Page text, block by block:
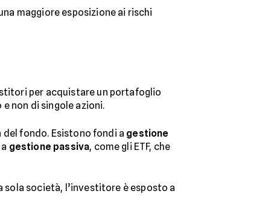
maggiore esposizione ai rischi
per acquistare un portafoglio
non di singole azioni.
fondo. Esistono fondi a gestione
gestione passiva, come gli ETF, che
sola società, l’investitore è esposto a